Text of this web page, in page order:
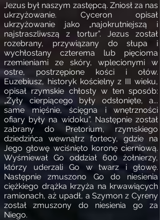
Jezus był naszym zastępcą. Zniosł za nas
ukrzyżowanie. Cyceron opisał
ukrzyżowanie jako „najokrutniejszą i
najstraszliwszą z tortur”. Jezus został
rozebrany, przywiązany do słupa i
wychłostany czterema lub pięcioma
rzemieniami ze skóry, wplecionymi w
ostre, postrzępione kości i ołów.
Euzebiusz, historyk kościelny z III wieku,
opisał rzymskie chłosty w ten sposób:
„Żyły cierpiącego były odsłonięte, a...
same mięśnie, ścięgna i wnętrzności
ofiary były na widoku”. Następnie został
zabrany do Pretorium, rzymskiego
dziedzińca wewnątrz fortecy, gdzie na
Jego głowę wciśnięto koronę cierniową.
Wyśmiewał Go oddział 600 żołnierzy,
którzy uderzali Go w twarz i głowę.
Następnie zmuszono Go do niesienia
ciężkiego drążka krzyża na krwawiących
ramionach, aż upadł, a Szymon z Cyreny
został zmuszony do niesienia go za
Niego.